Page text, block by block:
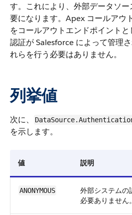
す。これにより、外部データソ
要になります。Apex コールアウ
をコールアウトエンドポイント
認証が Salesforce によって管理
れらを行う必要はありません。
列挙値
次に、
を示します。
値 説明
ANONYMOUS
外部システムの
必要ありません。